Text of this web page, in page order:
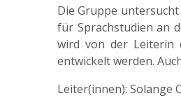
Die Gruppe
für Sprachstudien an
wird von der Leiterin
entwickelt werden.
Leiter(innen): Solange